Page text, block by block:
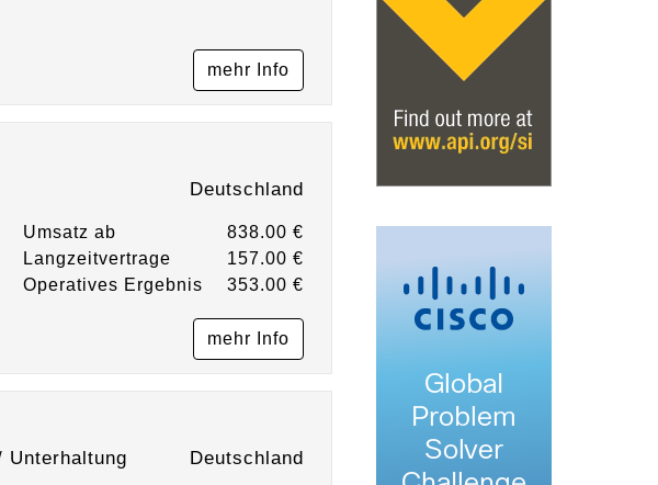
mehr Info
Deutschland
Umsatz ab
838.00 €
Langzeitvertrage
157.00 €
Operatives Ergebnis
353.00 €
mehr Info
Deutschland